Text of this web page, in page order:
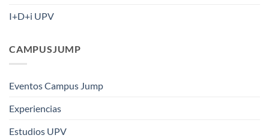
I+D+i UPV
CAMPUSJUMP
Eventos Campus Jump
Experiencias
Estudios UPV